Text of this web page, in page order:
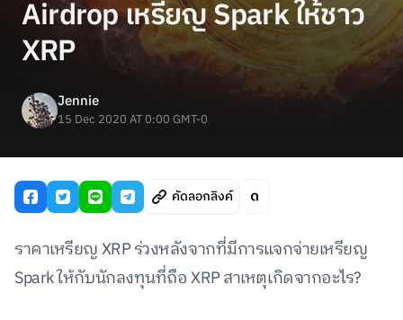
Airdrop เหรียญ Spark ให้ชาว
XRP
Jennie
15 Dec 2020 AT 0:00 GMT-0
คัดลอกลิงค์
ราคาเหรียญ XRP ร่วงหลังจากที่มีการแจกจ่ายเหรียญ
Spark ให้กับนักลงทุนที่ถือ XRP สาเหตุเกิดจากอะไร?